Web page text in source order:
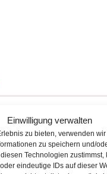
Einwilligung verwalten
zu bieten, verwenden
zu speichern und/
Technologien zustimmst,
eindeutige IDs auf dieser
wir Ihnen durchgehend
Speisenkarte